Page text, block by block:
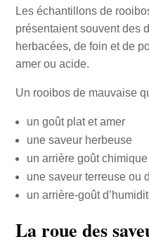
Les échantillons de
présentaient souvent des
herbacées, de foin et de
amer ou acide.
Un rooibos de mauvaise
un goût plat et amer
une saveur herbeuse
un arrière goût
une saveur terreuse ou
un arrière-goût
La roue des